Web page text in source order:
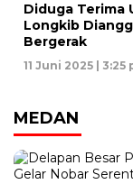
Diduga Terima
Longkib
Bergerak
11 Juni 2025 | 3:25
MEDAN